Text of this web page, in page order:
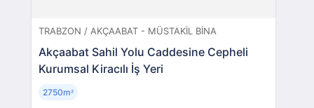
TRABZON / AKÇAABAT - MÜSTAKIL BINA
Akçaabat Sahil Yolu Caddesine Cepheli
Kurumsal Kiracılı İş Yeri
2750m²